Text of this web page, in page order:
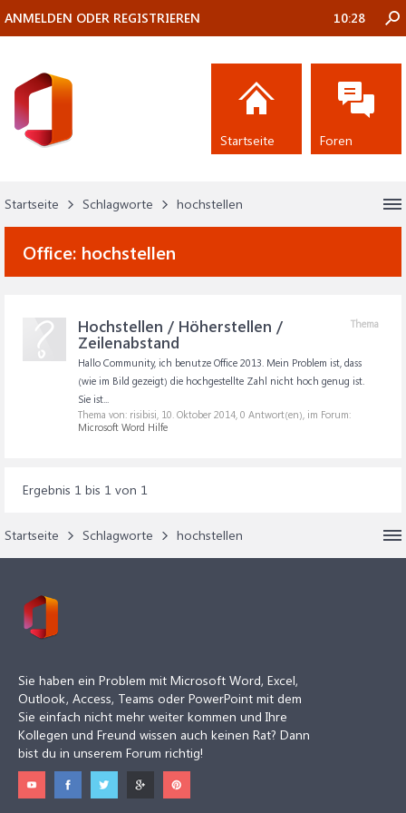
Startseite Schlagworte hochstellen
Office: hochstellen
Thema
Hochstellen / Höherstellen /
Zeilenabstand
Hallo Community, ich benutze Office 2013. Mein Problem ist, dass
(wie im Bild gezeigt) die hochgestellte Zahl nicht hoch genug ist.
Sie ist...
Thema von: risibisi, 10. Oktober 2014, 0 Antwort(en), im Forum:
Microsoft Word Hilfe
Ergebnis 1 bis 1 von 1
Startseite Schlagworte hochstellen
ANMELDEN ODER REGISTRIEREN 10:28
Startseite Foren
Sie haben ein Problem mit Microsoft Word, Excel,
Outlook, Access, Teams oder PowerPoint mit dem
Sie einfach nicht mehr weiter kommen und Ihre
Kollegen und Freund wissen auch keinen Rat? Dann
bist du in unserem Forum richtig!